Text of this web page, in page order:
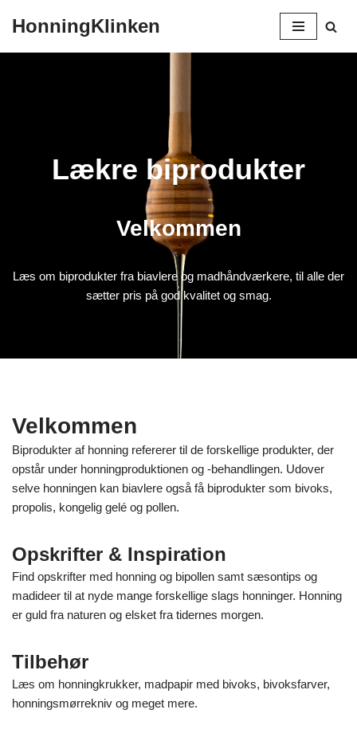
HonningKlinken
Lækre biprodukter
Velkommen
Læs om biprodukter fra biavlere og madhåndværkere, til alle der
sætter pris på god kvalitet og smag.
Velkommen
Biprodukter af honning refererer til de forskellige produkter, der
opstår under honningproduktionen og -behandlingen. Udover
selve honningen kan biavlere også få biprodukter som bivoks,
propolis, kongelig gelé og pollen.
Opskrifter & Inspiration
Find opskrifter med honning og bipollen samt sæsontips og
madideer til at nyde mange forskellige slags honninger. Honning
er guld fra naturen og elsket fra tidernes morgen.
Tilbehør
Læs om honningkrukker, madpapir med bivoks, bivoksfarver,
honningsmørrekniv og meget mere.